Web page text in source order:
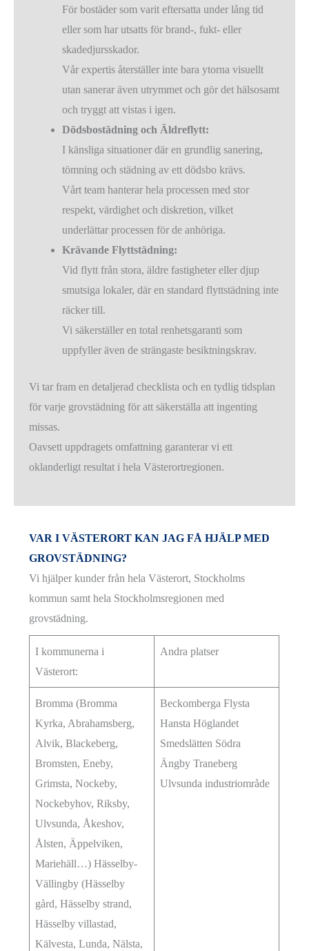
För bostäder som varit eftersatta under lång tid
eller som har utsatts för brand-, fukt- eller
skadedjursskador.
Vår expertis återställer inte bara ytorna visuellt
utan sanerar även utrymmet och gör det hälsosamt
och tryggt att vistas i igen.
Dödsbostädning och Äldreflytt:
I känsliga situationer där en grundlig sanering,
tömning och städning av ett dödsbo krävs.
Vårt team hanterar hela processen med stor
respekt, värdighet och diskretion, vilket
underlättar processen för de anhöriga.
Krävande Flyttstädning:
Vid flytt från stora, äldre fastigheter eller djup
smutsiga lokaler, där en standard flyttstädning inte
räcker till.
Vi säkerställer en total renhetsgaranti som
uppfyller även de strängaste besiktningskrav.
Vi tar fram en detaljerad checklista och en tydlig tidsplan
för varje grovstädning för att säkerställa att ingenting
missas.
Oavsett uppdragets omfattning garanterar vi ett
oklanderligt resultat i hela Västerortregionen.
VAR I VÄSTERORT KAN JAG FÅ HJÄLP MED
GROVSTÄDNING?
Vi hjälper kunder från hela Västerort, Stockholms
kommun samt hela Stockholmsregionen med
grovstädning.
I kommunerna i
Västerort:
Andra platser
Bromma (Bromma
Kyrka, Abrahamsberg,
Alvik, Blackeberg,
Bromsten, Eneby,
Grimsta, Nockeby,
Nockebyhov, Riksby,
Ulvsunda, Åkeshov,
Ålsten, Äppelviken,
Mariehäll…) Hässelby-
Vällingby (Hässelby
gård, Hässelby strand,
Hässelby villastad,
Kälvesta, Lunda, Nälsta,
Beckomberga Flysta
Hansta Höglandet
Smedslätten Södra
Ängby Traneberg
Ulvsunda industriområde